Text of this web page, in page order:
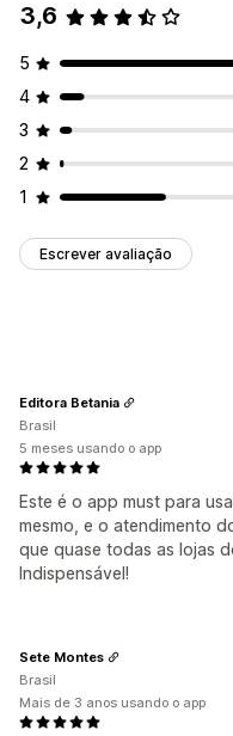
3,6
5
4
3
2
1
Escrever avaliação
Este é o app must para
mesmo, e o atendimento
que quase todas as lojas
Indispensável!
Editora Betania
Brasil
5 meses usando o app
Sete Montes
Brasil
Mais de 3 anos usando o app